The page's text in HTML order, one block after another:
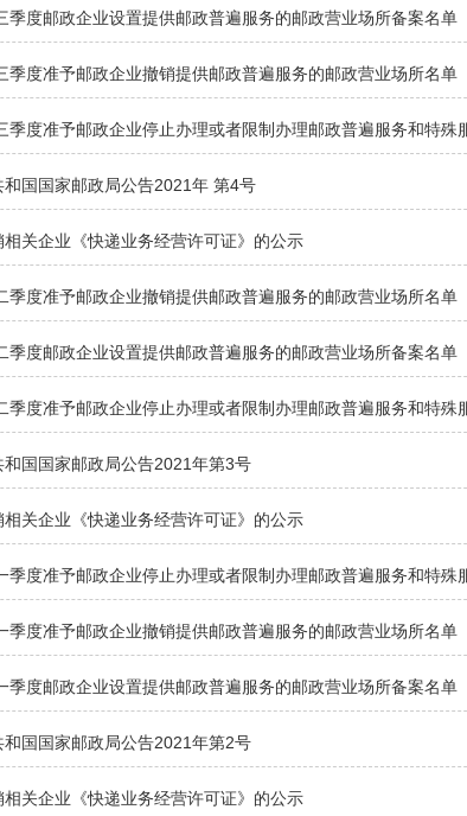
季度邮政企业设置提供邮政普遍服务的邮政营业场所备案名单
季度准予邮政企业撤销提供邮政普遍服务的邮政营业场所名单
季度准予邮政企业停止办理或者限制办理邮政普遍服务和特殊
和国国家邮政局公告2021年 第4号
相关企业《快递业务经营许可证》的公示
季度准予邮政企业撤销提供邮政普遍服务的邮政营业场所名单
季度邮政企业设置提供邮政普遍服务的邮政营业场所备案名单
季度准予邮政企业停止办理或者限制办理邮政普遍服务和特殊
和国国家邮政局公告2021年第3号
相关企业《快递业务经营许可证》的公示
季度准予邮政企业停止办理或者限制办理邮政普遍服务和特殊
季度准予邮政企业撤销提供邮政普遍服务的邮政营业场所名单
季度邮政企业设置提供邮政普遍服务的邮政营业场所备案名单
和国国家邮政局公告2021年第2号
相关企业《快递业务经营许可证》的公示